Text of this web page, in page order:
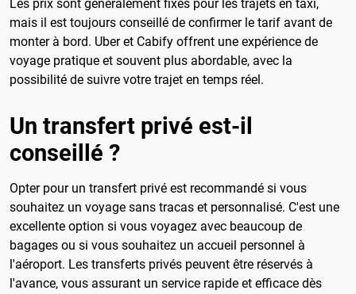
Les prix sont généralement fixes pour les trajets en taxi,
mais il est toujours conseillé de confirmer le tarif avant de
monter à bord. Uber et Cabify offrent une expérience de
voyage pratique et souvent plus abordable, avec la
possibilité de suivre votre trajet en temps réel.
Un transfert privé est-il
conseillé ?
Opter pour un transfert privé est recommandé si vous
souhaitez un voyage sans tracas et personnalisé. C'est une
excellente option si vous voyagez avec beaucoup de
bagages ou si vous souhaitez un accueil personnel à
l'aéroport. Les transferts privés peuvent être réservés à
l'avance, vous assurant un service rapide et efficace dès